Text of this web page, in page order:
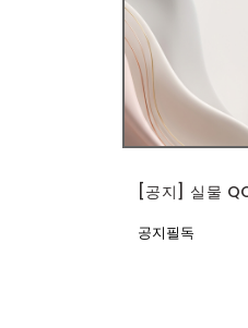
[공지] 실물
공지필독